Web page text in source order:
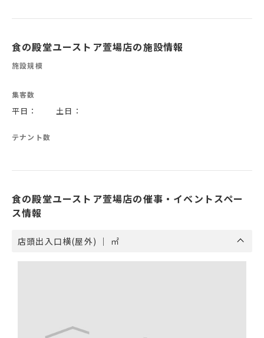
食の殿堂ユーストア萱場店の施設情報
施設規模
集客数
平日： 土日：
テナント数
食の殿堂ユーストア萱場店の催事・イベントスペー
ス情報
店頭出入口横(屋外) ｜ ㎡